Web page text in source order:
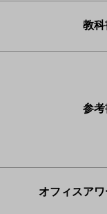
教科
参考
オフィスアワ